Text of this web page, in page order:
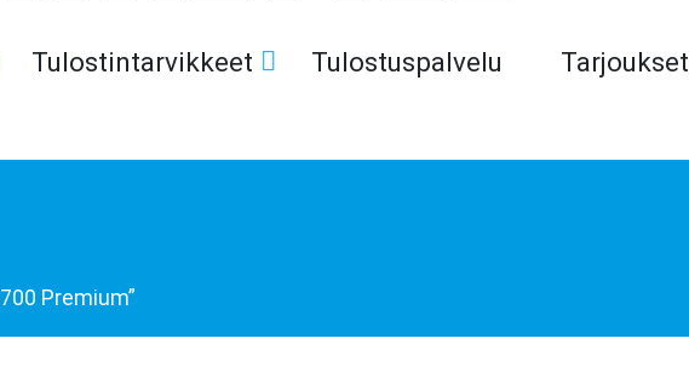
Tulostintarvikkeet Tulostuspalvelu Tarjoukset
Premium”